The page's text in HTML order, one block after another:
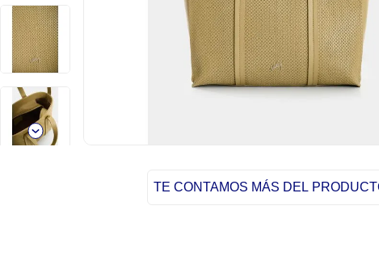
TE CONTAMOS MÁS DEL